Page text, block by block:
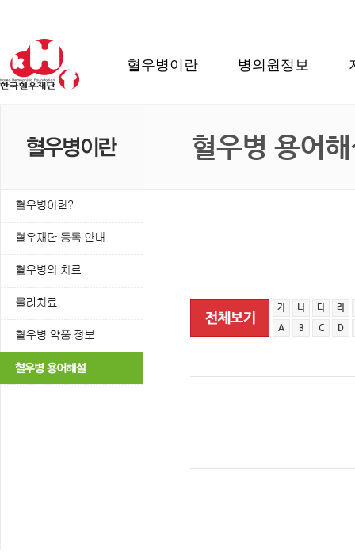
혈우병이란 병의원정보
혈우병 용어
가 나 다
라
A
B C D